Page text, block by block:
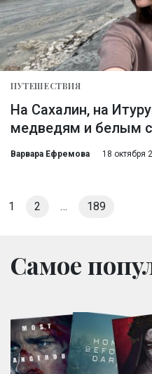
ПУТЕШЕСТВИЯ
На Сахалин, на
медведям и белым
Варвара Ефремова 18 октября
1 2 … 189
Самое